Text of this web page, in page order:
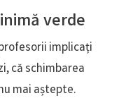
verde
implicați
că schimbarea
mai aștepte.